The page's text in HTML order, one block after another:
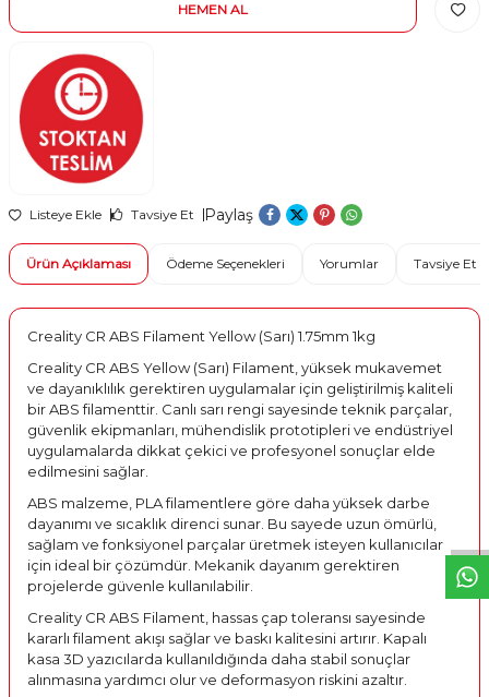
HEMEN AL
Listeye Ekle Tavsiye Et Paylaş
Ürün Açıklaması Ödeme Seçenekleri Yorumlar Tavsiye Et
Creality CR ABS Filament Yellow (Sarı) 1.75mm 1kg
Creality CR ABS Yellow (Sarı) Filament, yüksek mukavemet
ve dayanıklılık gerektiren uygulamalar için geliştirilmiş kaliteli
bir ABS filamenttir. Canlı sarı rengi sayesinde teknik parçalar,
güvenlik ekipmanları, mühendislik prototipleri ve endüstriyel
uygulamalarda dikkat çekici ve profesyonel sonuçlar elde
edilmesini sağlar.
ABS malzeme, PLA filamentlere göre daha yüksek darbe
dayanımı ve sıcaklık direnci sunar. Bu sayede uzun ömürlü,
sağlam ve fonksiyonel parçalar üretmek isteyen kullanıcılar
için ideal bir çözümdür. Mekanik dayanım gerektiren
projelerde güvenle kullanılabilir.
Creality CR ABS Filament, hassas çap toleransı sayesinde
kararlı filament akışı sağlar ve baskı kalitesini artırır. Kapalı
kasa 3D yazıcılarda kullanıldığında daha stabil sonuçlar
alınmasına yardımcı olur ve deformasyon riskini azaltır.